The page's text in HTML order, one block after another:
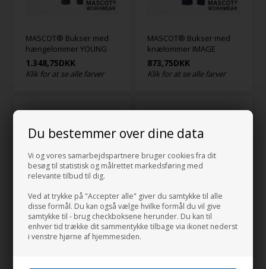
Du bestemmer over dine data
Vi og vores samarbejdspartnere bruger cookies fra dit
besøg til statistisk og målrettet markedsføring med
relevante tilbud til dig.
Ved at trykke på "Accepter alle" giver du samtykke til alle
disse formål. Du kan også vælge hvilke formål du vil give
samtykke til - brug checkboksene herunder. Du kan til
enhver tid trække dit sammentykke tilbage via ikonet nederst
i venstre hjørne af hjemmesiden.
MASCOT® Bukser med
hængelommer YOUNG
1.348,75DKK
Klik for at se alle farver
MASCOT® Bukser med
knælommer IMAGE
873,75DKK
Klik for at se alle farver
MASCOT® Bukser med
knælommer INDUSTRY
MASCOT® Bukser med